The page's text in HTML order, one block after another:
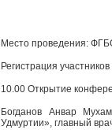
Место проведения:
Регистрация
10.00 Открытие
Богданов Анвар
Удмуртии», главный